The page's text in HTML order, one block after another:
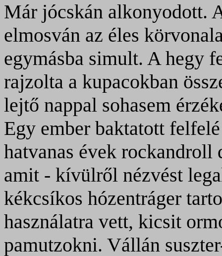
Már jócskán alkonyodott.
elmosván az éles
egymásba simult. A hegy
rajzolta a kupacokban
lejtő nappal sohasem
Egy ember baktatott
hatvanas évek
amit - kívülről nézvést
kékcsíkos hózentráger
használatra vett, kicsit
pamutzokni. Vállán